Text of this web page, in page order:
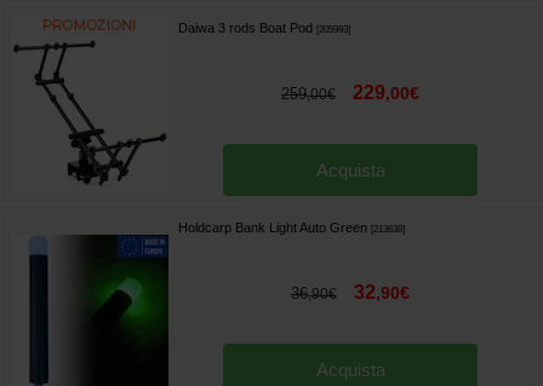
Daiwa 3 rods Boat Pod 205993]
259,00€ 229,00€
Acquista
Holdcarp Bank Light Auto Green 213638]
36,90€ 32,90€
Acquista